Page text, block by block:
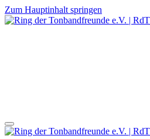
Zum Hauptinhalt springen